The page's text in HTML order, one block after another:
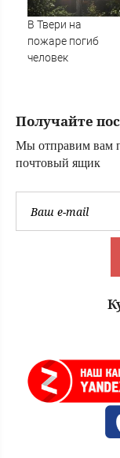
В Твери на
пожаре погиб
человек
Получайте
Мы отправим вам
почтовый ящик